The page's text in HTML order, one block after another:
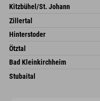
Dorfstr. 127b
6793 Gaschurn/Montafon
Österreich
Kitzbühel/St. Johann
Speckbacherstraße 87
6380 St. Johann in Tirol
Österreich
Zillertal
Schmiedau 2
Österreich
Hinterstoder
Freizeitpark 10
4573 Hinterstoder
Österreich
Ötztal
Gscheat 14
Österreich
Bad Kleinkirchheim
Dorfstraße 24
9546 Bad Kleinkirchheim
Stubaital